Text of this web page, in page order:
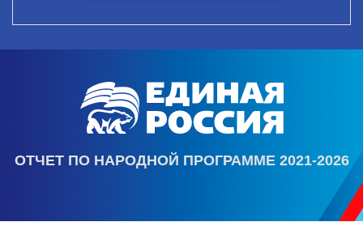
ОТЧЕТ ПО НАРОДНОЙ ПРОГРАММЕ 2021-2026